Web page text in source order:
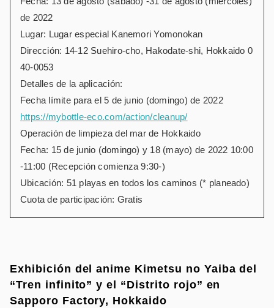
de 2022
Lugar: Lugar especial Kanemori Yomonokan
Dirección: 14-12 Suehiro-cho, Hakodate-shi, Hokkaido 0
40-0053
Detalles de la aplicación:
Fecha límite para el 5 de junio (domingo) de 2022
https://mybottle-eco.com/action/cleanup/
Operación de limpieza del mar de Hokkaido
Fecha: 15 de junio (domingo) y 18 (mayo) de 2022 10:00
-11:00 (Recepción comienza 9:30-)
Ubicación: 51 playas en todos los caminos (* planeado)
Cuota de participación: Gratis
Exhibición del anime Kimetsu no Yaiba del
“Tren infinito” y el “Distrito rojo” en
Sapporo Factory, Hokkaido